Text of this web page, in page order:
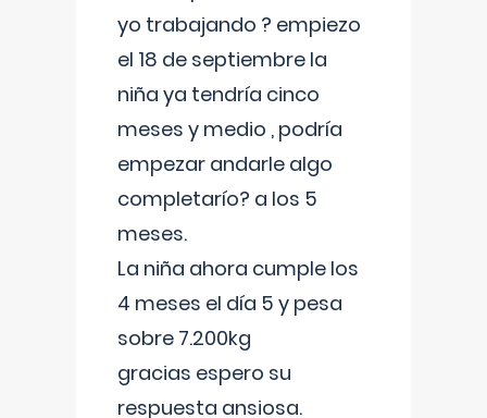
yo trabajando ? empiezo
el 18 de septiembre la
niña ya tendría cinco
meses y medio , podría
empezar andarle algo
completarío? a los 5
meses.
La niña ahora cumple los
4 meses el día 5 y pesa
sobre 7.200kg
gracias espero su
respuesta ansiosa.